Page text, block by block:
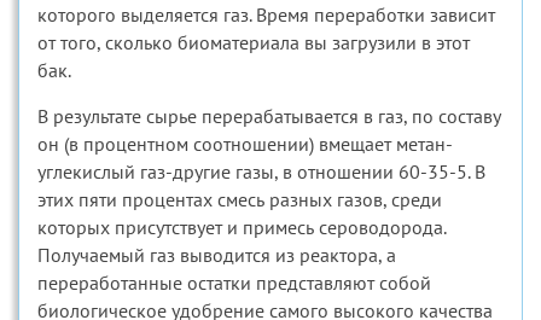
которого выделяется газ. Время переработки зависит
от того, сколько биоматериала вы загрузили в этот
бак.
В результате сырье перерабатывается в газ, по составу
он (в процентном соотношении) вмещает метан-
углекислый газ-другие газы, в отношении 60-35-5. В
этих пяти процентах смесь разных газов, среди
которых присутствует и примесь сероводорода.
Получаемый газ выводится из реактора, а
переработанные остатки представляют собой
биологическое удобрение самого высокого качества